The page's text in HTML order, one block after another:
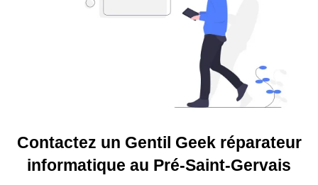
Contactez un Gentil Geek réparateur
informatique au Pré-Saint-Gervais